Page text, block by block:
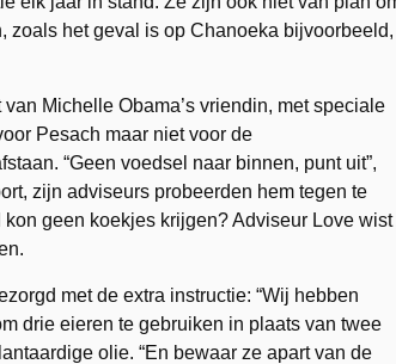
zoals het geval is op Chanoeka bijvoorbeeld,
Michelle Obama’s vriendin, met speciale
Pesach maar niet voor de
“Geen voedsel naar binnen, punt uit”,
zijn adviseurs probeerden hem tegen te
geen koekjes krijgen? Adviseur Love wist
met de extra instructie: “Wij hebben
drie eieren te gebruiken in plaats van twee
olie. “En bewaar ze apart van de